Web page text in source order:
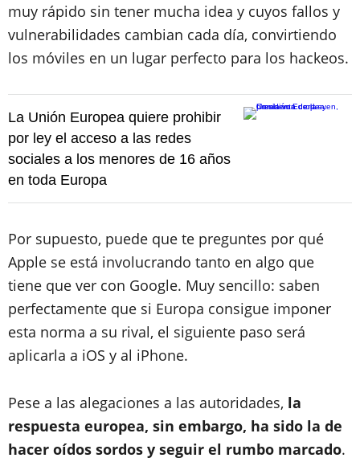
muy rápido sin tener mucha idea y cuyos fallos y
vulnerabilidades cambian cada día, convirtiendo
los móviles en un lugar perfecto para los hackeos.
La Unión Europea quiere prohibir
por ley el acceso a las redes
sociales a los menores de 16 años
en toda Europa
Por supuesto, puede que te preguntes por qué
Apple se está involucrando tanto en algo que
tiene que ver con Google. Muy sencillo: saben
perfectamente que si Europa consigue imponer
esta norma a su rival, el siguiente paso será
aplicarla a iOS y al iPhone.
Pese a las alegaciones a las autoridades, la
respuesta europea, sin embargo, ha sido la de
hacer oídos sordos y seguir el rumbo marcado.